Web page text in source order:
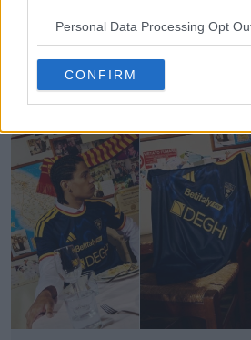
Personal Data Processing Opt
CONFIRM
Presentada la tercera camiseta
la temporada 26-27